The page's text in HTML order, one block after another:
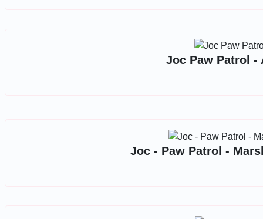
Joc Paw Patrol -
Joc - Paw Patrol -